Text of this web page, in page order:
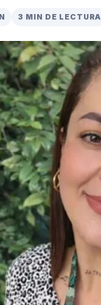
3 MIN DE LECTURA